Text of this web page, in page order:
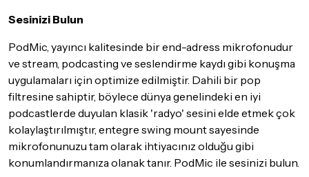
Sesinizi Bulun
PodMic, yayıncı kalitesinde bir end-adress mikrofonudur
ve stream, podcasting ve seslendirme kaydı gibi konuşma
uygulamaları için optimize edilmiştir. Dahili bir pop
filtresine sahiptir, böylece dünya genelindeki en iyi
podcastlerde duyulan klasik 'radyo' sesini elde etmek çok
kolaylaştırılmıştır, entegre swing mount sayesinde
mikrofonunuzu tam olarak ihtiyacınız olduğu gibi
konumlandırmanıza olanak tanır. PodMic ile sesinizi bulun.